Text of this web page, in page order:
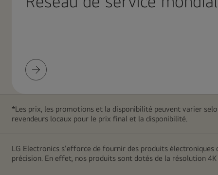
un
design
et
minimaliste
Réseau
de
*Les prix, les promotions et la disponibilité peuvent varier
revendeurs locaux pour le prix final et la disponibilité.
LG Electronics s'efforce de fournir des produits
précision. En effet, nos produits sont dotés de la résolution